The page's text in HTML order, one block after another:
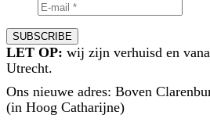
LET OP: wij zijn verhuisd en
Utrecht.
Ons nieuwe adres: Boven
(in Hoog Catharijne)